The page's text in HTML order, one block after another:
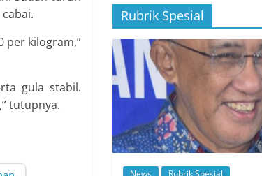
per kilogram,”
gula stabil.
tutupnya.
Rubrik Spesial
News Rubrik Spesial